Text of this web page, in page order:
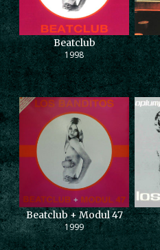
Beatclub
1998
Beatclub + Modul 47
1999